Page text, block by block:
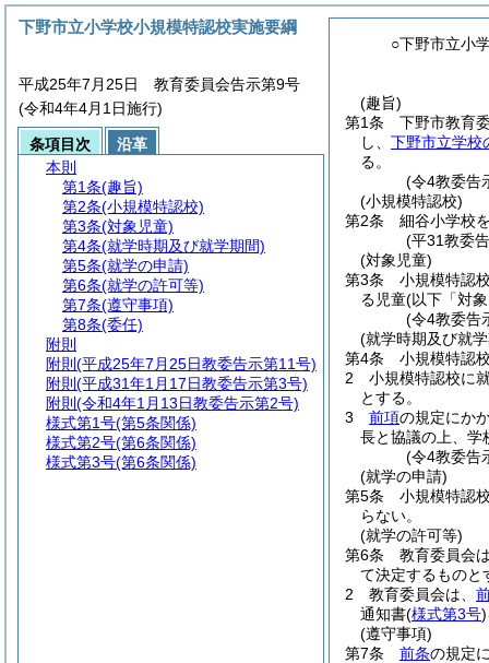
○下野市立小
(趣旨)
第1条
下野市教育
し、 下野市立学校
る。
(令4教委告
(小規模特認校)
第2条
細谷小学校
(平31教委
(対象児童)
第3条
小規模特認
る児童(以下「対
(令4教委告
(就学時期及び就
第4条
小規模特認
2
小規模特認校に
とする。
3
前項の規定にか
長と協議の上、学
(令4教委告
(就学の申請)
第5条
小規模特認
らない。
(就学の許可等)
第6条
教育委員会
て決定するものと
2
教育委員会は、
通知書(様式第3号)
(遵守事項)
第7条
前条の規定
下野市立小学校小規模特認校実施要綱
平成25年7月25日 教育委員会告示第9号
(令和4年4月1日施行)
条項目次
沿革
本則
第1条(趣旨)
第2条(小規模特認校)
第3条(対象児童)
第4条(就学時期及び就学期間)
第5条(就学の申請)
第6条(就学の許可等)
第7条(遵守事項)
第8条(委任)
附則
附則 (平成25年7月25日教委告示第11号)
附則 (平成31年1月17日教委告示第3号)
附則 (令和4年1月13日教委告示第2号)
様式第1号(第5条関係)
様式第2号(第6条関係)
様式第3号(第6条関係)